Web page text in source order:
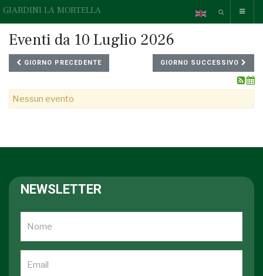
GIARDINI LA MORTELLA
Eventi da 10 Luglio 2026
GIORNO PRECEDENTE GIORNO SUCCESSIVO
Nessun evento
NEWSLETTER